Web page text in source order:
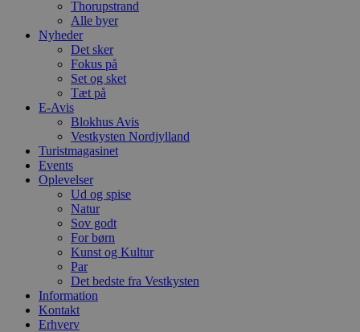
Thorupstrand
Alle byer
Nyheder
Det sker
Fokus på
Set og sket
Tæt på
E-Avis
Blokhus Avis
Vestkysten Nordjylland
Turistmagasinet
Events
Oplevelser
Ud og spise
Natur
Sov godt
For børn
Kunst og Kultur
Par
Det bedste fra Vestkysten
Information
Kontakt
Erhverv